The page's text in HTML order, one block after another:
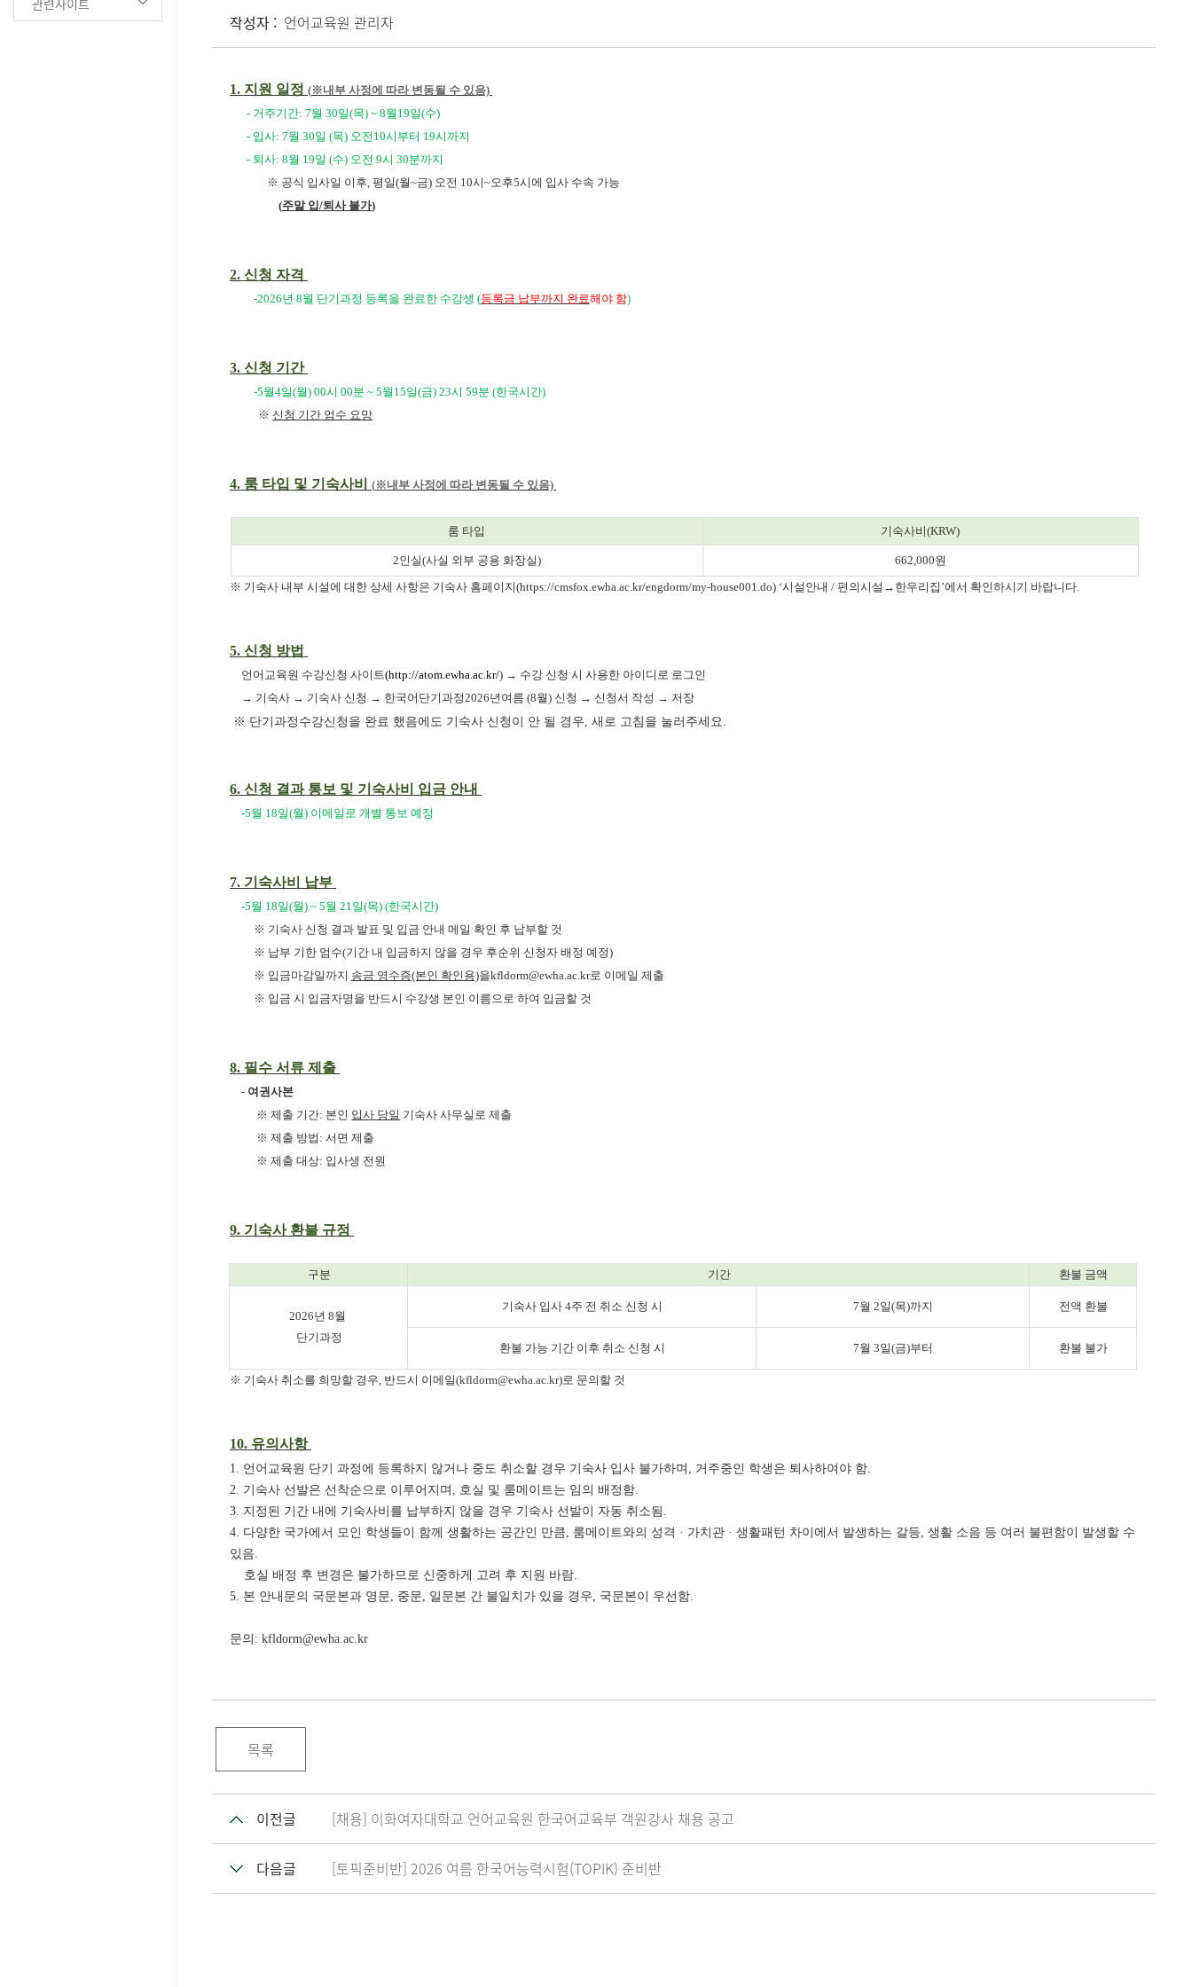
관련사이트
작성자 : 언어교육원 관리자
1. 지원 일정 (※내부 사정에 따라 변동될 수 있음)
- 거주기간: 7월 30일(목) ~ 8월19일(수)
- 입사: 7월 30일 (목) 오전10시부터 19시까지
- 퇴사: 8월 19일 (수) 오전 9시 30분까지
※ 공식 입사일 이후, 평일(월~금) 오전 10시~오후5시에 입사 수속 가능
(주말 입/퇴사 불가)
2. 신청 자격
-2026년 8월 단기과정 등록을 완료한 수강생 (등록금 납부까지 완료해야 함)
3. 신청 기간
-5월4일(월) 00시 00분 ~ 5월15일(금) 23시 59분 (한국시간)
※ 신청 기간 엄수 요망
4. 룸 타입 및 기숙사비 (※내부 사정에 따라 변동될 수 있음)
룸 타입 기숙사비(KRW)
2인실(사실 외부 공용 화장실)
662,000원
※ 기숙사 내부 시설에 대한 상세 사항은 기숙사 홈페이지(https://cmsfox.ewha.ac.kr/engdorm/my-house001.do) ‘시설안내 / 편의시설→한우리집’에서 확인하시기 바랍니다.
5. 신청 방법
언어교육원 수강신청 사이트(http://atom.ewha.ac.kr/) → 수강 신청 시 사용한 아이디로 로그인
→ 기숙사 → 기숙사 신청 → 한국어단기과정2026년여름 (8월) 신청 → 신청서 작성 → 저장
※ 단기과정수강신청을 완료 했음에도 기숙사 신청이 안 될 경우, 새로 고침을 눌러주세요.
6. 신청 결과 통보 및 기숙사비 입금 안내
-5월 18일(월) 이메일로 개별 통보 예정
7. 기숙사비 납부
-5월 18일(월) ~ 5월 21일(목) (한국시간)
※ 기숙사 신청 결과 발표 및 입금 안내 메일 확인 후 납부할 것
※ 납부 기한 엄수(기간 내 입금하지 않을 경우 후순위 신청자 배정 예정)
※ 입금마감일까지 송금 영수증(본인 확인용)을kfldorm@ewha.ac.kr로 이메일 제출
※ 입금 시 입금자명을 반드시 수강생 본인 이름으로 하여 입금할 것
8. 필수 서류 제출
- 여권사본
※ 제출 기간: 본인 입사 당일 기숙사 사무실로 제출
※ 제출 방법: 서면 제출
※ 제출 대상: 입사생 전원
9. 기숙사 환불 규정
구분 기간 환불 금액
2026년 8월
단기과정
기숙사 입사 4주 전 취소 신청 시 7월 2일(목)까지 전액 환불
환불 가능 기간 이후 취소 신청 시 7월 3일(금)부터 환불 불가
※ 기숙사 취소를 희망할 경우, 반드시 이메일(kfldorm@ewha.ac.kr)로 문의할 것
10. 유의사항
1. 언어교육원 단기 과정에 등록하지 않거나 중도 취소할 경우 기숙사 입사 불가하며, 거주중인 학생은 퇴사하여야 함.
2. 기숙사 선발은 선착순으로 이루어지며, 호실 및 룸메이트는 임의 배정함.
3. 지정된 기간 내에 기숙사비를 납부하지 않을 경우 기숙사 선발이 자동 취소됨.
4. 다양한 국가에서 모인 학생들이 함께 생활하는 공간인 만큼, 룸메이트와의 성격 · 가치관 · 생활패턴 차이에서 발생하는 갈등, 생활 소음 등 여러 불편함이 발생할 수
있음.
호실 배정 후 변경은 불가하므로 신중하게 고려 후 지원 바람.
5. 본 안내문의 국문본과 영문, 중문, 일문본 간 불일치가 있을 경우, 국문본이 우선함.
문의: kfldorm@ewha.ac.kr
목록
이전글 [채용] 이화여자대학교 언어교육원 한국어교육부 객원강사 채용 공고
다음글 [토픽준비반] 2026 여름 한국어능력시험(TOPIK) 준비반